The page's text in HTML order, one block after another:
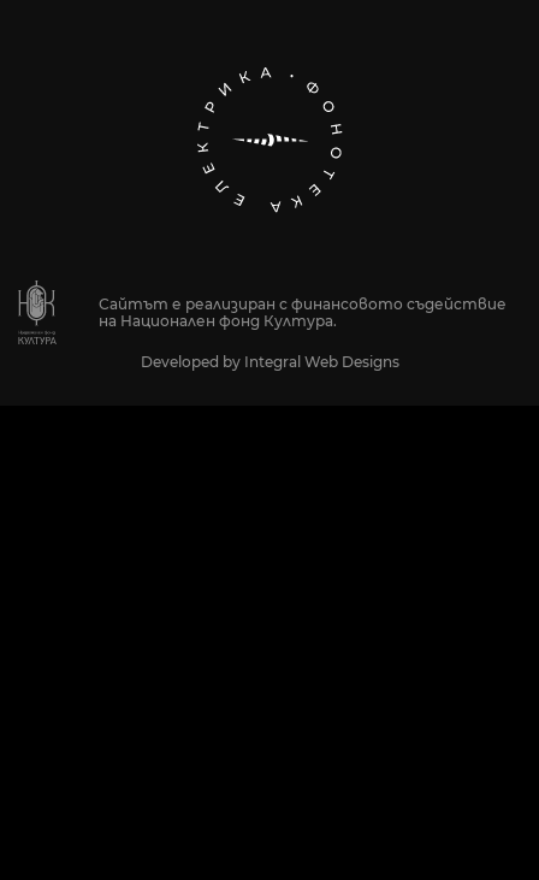
Сайтът е реализиран с финансовото съдействие
на Национален фонд Култура.
Developed by Integral Web Designs